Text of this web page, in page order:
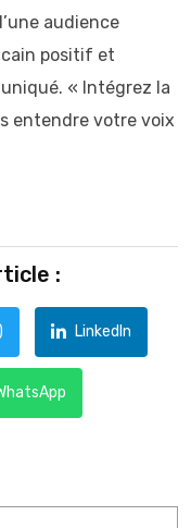
audience
positif et
« Intégrez la
entendre votre voix
:
LinkedIn